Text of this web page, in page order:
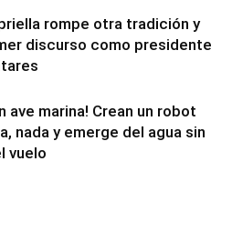
rompe otra tradición y
discurso como presidente
ave marina! Crean un robot
nada y emerge del agua sin
vuelo